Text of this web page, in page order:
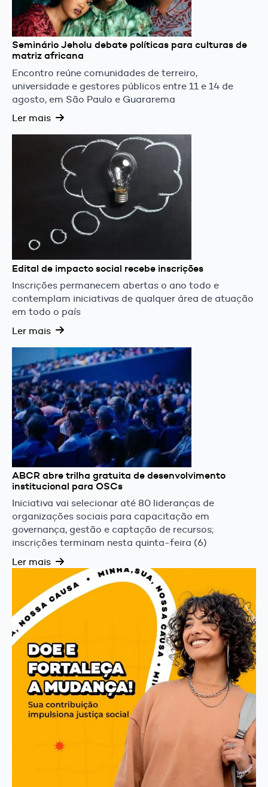
Seminário Jeholu debate políticas para culturas de
matriz africana
Encontro reúne comunidades de terreiro,
universidade e gestores públicos entre 11 e 14 de
agosto, em São Paulo e Guararema
Ler mais
Edital de impacto social recebe inscrições
Inscrições permanecem abertas o ano todo e
contemplam iniciativas de qualquer área de atuação
em todo o país
Ler mais
ABCR abre trilha gratuita de desenvolvimento
institucional para OSCs
Iniciativa vai selecionar até 80 lideranças de
organizações sociais para capacitação em
governança, gestão e captação de recursos;
inscrições terminam nesta quinta-feira (6)
Ler mais